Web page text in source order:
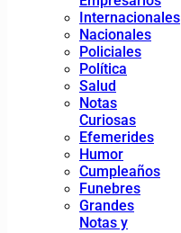
Internacionales
Nacionales
Policiales
Política
Salud
Notas
Curiosas
Efemerides
Humor
Cumpleaños
Funebres
Grandes
Notas y